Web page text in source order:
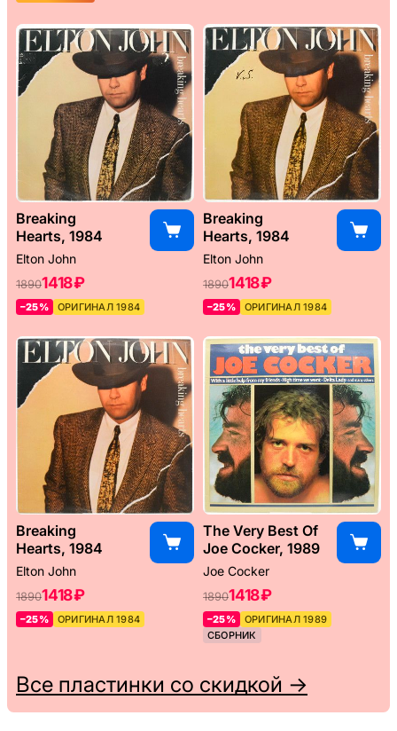
Breaking
Hearts, 1984
Elton John
18901418 ₽
–25% ОРИГИНАЛ 1984
Breaking
Hearts, 1984
Elton John
18901418 ₽
–25% ОРИГИНАЛ 1984
Breaking
Hearts, 1984
Elton John
18901418 ₽
–25% ОРИГИНАЛ 1984
The Very Best Of
Joe Cocker, 1989
Joe Cocker
18901418 ₽
–25%
ОРИГИНАЛ 1989
СБОРНИК
Все пластинки со скидкой →